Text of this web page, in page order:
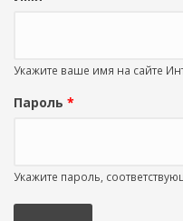
Укажите ваше имя на сайте
Пароль *
Укажите пароль,